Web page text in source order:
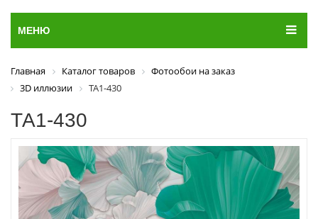
МЕНЮ
Главная Каталог товаров
Фотообои на заказ
3D иллюзии
ТА1-430
ТА1-430